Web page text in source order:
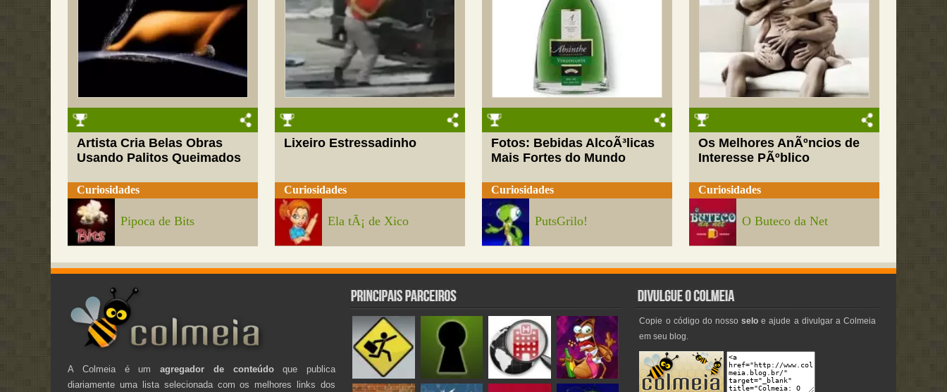
Artista Cria Belas Obras
Usando Palitos Queimados
Curiosidades
Pipoca de Bits
Lixeiro Estressadinho
Curiosidades
Ela tÃ¡ de Xico
Fotos: Bebidas AlcoÃ³licas
Mais Fortes do Mundo
Curiosidades
PutsGrilo!
Os Melhores AnÃºncios de
Interesse PÃºblico
Curiosidades
O Buteco da Net
A Colmeia é umagregador de conteúdoque publica
diariamente uma lista selecionada com os melhores links dos
Copie o código do nossoselo e ajude a divulgar a Colmeia
em seu blog.